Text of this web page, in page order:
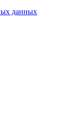
данных